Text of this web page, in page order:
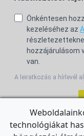
Önkéntesen
kezeléséhez az
hozzájárulásom
van.
A leiratkozás a hírlevél
technológiákat